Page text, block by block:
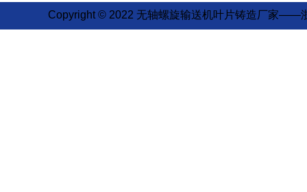
Copyright © 2022 无轴螺旋输送机叶片铸造厂家——